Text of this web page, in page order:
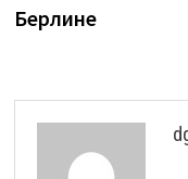
Берлине